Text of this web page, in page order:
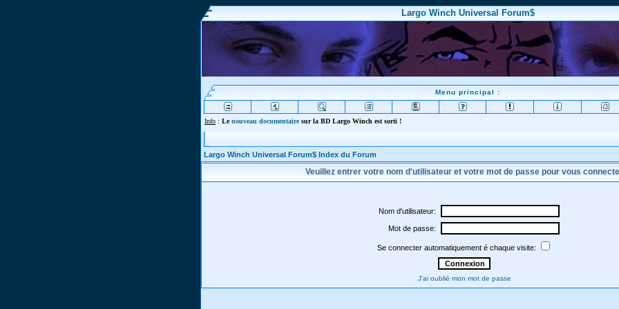
Largo Winch Universal Forum$
Menu principal :
Info : Lenouveau documentairesur la BD Largo Winch est sorti !
Largo Winch Universal Forum$ Index du Forum
Veuillez entrer votre nom d'utilisateur et votre mot de passe pour vous
Nom d'utilisateur:
Mot de passe:
Se connecter automatiquement é chaque visite:
J'ai oublié mon mot de passe